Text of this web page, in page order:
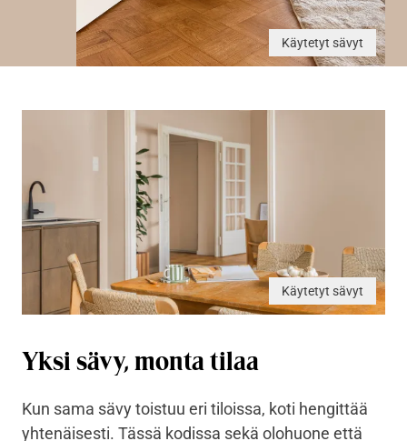
Käytetyt sävyt
Käytetyt sävyt
Yksi sävy, monta tilaa
Kun sama sävy toistuu eri tiloissa, koti hengittää
yhtenäisesti. Tässä kodissa sekä olohuone että